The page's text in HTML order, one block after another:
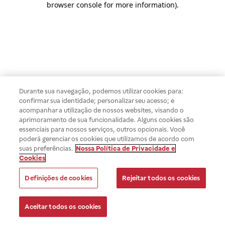
browser console for more information).
Durante sua navegação, podemos utilizar cookies para:
confirmar sua identidade; personalizar seu acesso; e
acompanhar a utilização de nossos websites, visando o
aprimoramento de sua funcionalidade. Alguns cookies são
essenciais para nossos serviços, outros opcionais. Você
poderá gerenciar os cookies que utilizamos de acordo com
suas preferências. Nossa Política de Privacidade e
Cookies
Definições de cookies Rejeitar todos os cookies
Aceitar todos os cookies